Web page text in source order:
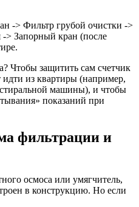
-> Фильтр грубой очистки ->
-> Запорный кран (после
Чтобы защитить сам счетчик
идти из квартиры (например,
стиральной машины), и чтобы
показаний при
фильтрации и
осмоса или умягчитель,
в конструкцию. Но если